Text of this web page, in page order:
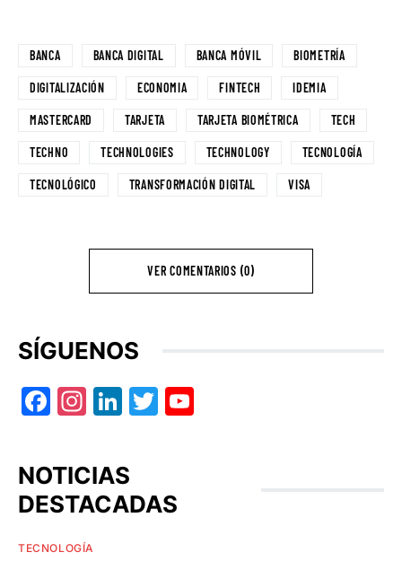
BANCA BANCA DIGITAL BANCA MÓVIL BIOMETRÍA
DIGITALIZACIÓN ECONOMIA FINTECH IDEMIA
MASTERCARD TARJETA TARJETA BIOMÉTRICA TECH
TECHNO TECHNOLOGIES TECHNOLOGY TECNOLOGÍA
TECNOLÓGICO TRANSFORMACIÓN DIGITAL VISA
VER COMENTARIOS (0)
SÍGUENOS
Facebook
Instagram
LinkedIn
Twitter
NOTICIAS
DESTACADAS
TECNOLOGÍA